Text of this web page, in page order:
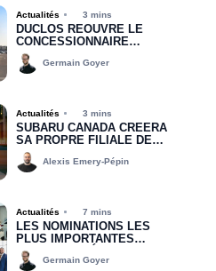
Actualités 3 mins
DUCLOS RÉOUVRE LE
CONCESSIONNAIRE
CHRYSLER DODGE JEEP
RAM DE DRUMMONDVILLE
Germain Goyer
Actualités 3 mins
SUBARU CANADA CRÉERA
SA PROPRE FILIALE DE
FINANCEMENT D’ICI 2030
Alexis Emery-Pépin
Actualités 7 mins
LES NOMINATIONS LES
PLUS IMPORTANTES
DEPUIS LE DÉBUT DE
2026
Germain Goyer